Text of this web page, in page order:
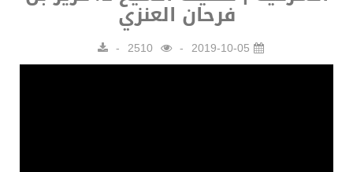
فرحان العنزي
2019-10-05